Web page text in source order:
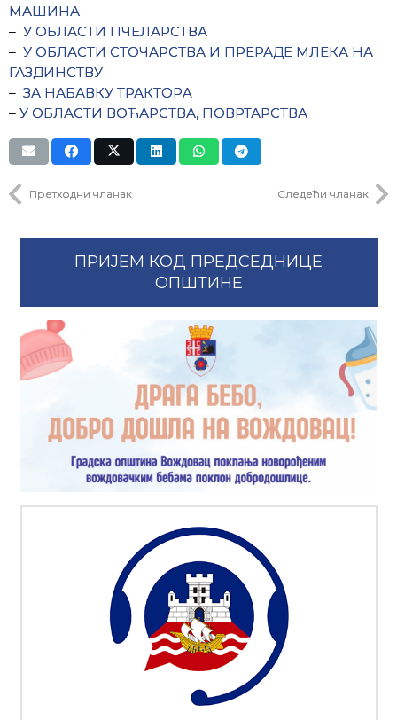
МАШИНА
– У ОБЛАСТИ ПЧЕЛАРСТВА
– У ОБЛАСТИ СТОЧАРСТВА И ПРЕРАДЕ МЛЕКА НА
ГАЗДИНСТВУ
– ЗА НАБАВКУ ТРАКТОРA
– У ОБЛАСТИ ВОЋАРСТВА, ПОВРТАРСТВА
Претходни чланак Следећи чланак
ПРИЈЕМ КОД ПРЕДСЕДНИЦЕ
ОПШТИНЕ